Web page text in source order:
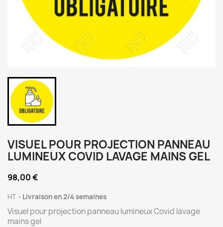
VISUEL POUR PROJECTION PANNEAU
LUMINEUX COVID LAVAGE MAINS GEL
98,00 €
HT Livraison en 2/4 semaines
Visuel pour projection panneau lumineux Covid lavage
mains gel